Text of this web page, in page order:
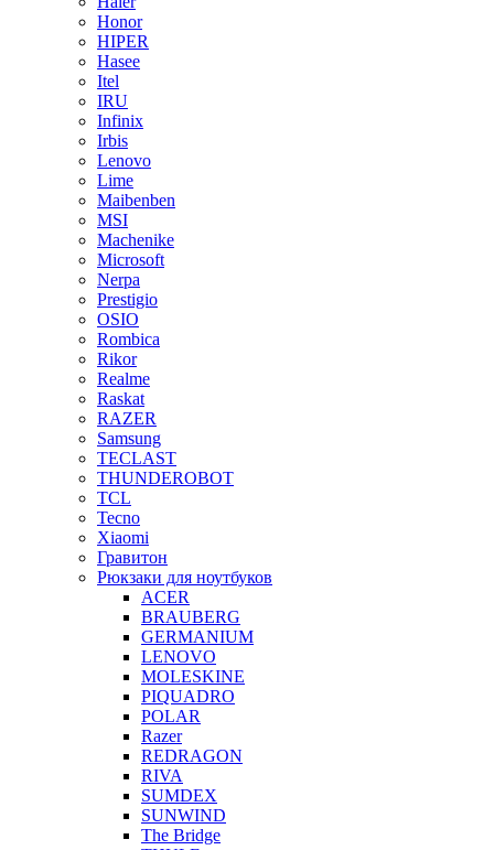
Honor
HIPER
Hasee
Itel
IRU
Infinix
Irbis
Lenovo
Lime
Maibenben
MSI
Machenike
Microsoft
Nerpa
Prestigio
OSIO
Rombica
Rikor
Realme
Raskat
RAZER
Samsung
TECLAST
THUNDEROBOT
TCL
Tecno
Xiaomi
Гравитон
Рюкзаки для ноутбуков
ACER
BRAUBERG
GERMANIUM
LENOVO
MOLESKINE
PIQUADRO
POLAR
Razer
REDRAGON
RIVA
SUMDEX
SUNWIND
The Bridge